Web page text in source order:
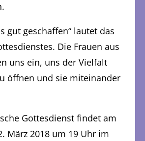
gut geschaffen“ lautet das
Die Frauen aus
uns ein, uns der Vielfalt
öffnen und sie miteinander
Gottesdienst findet am
März 2018 um 19 Uhr im